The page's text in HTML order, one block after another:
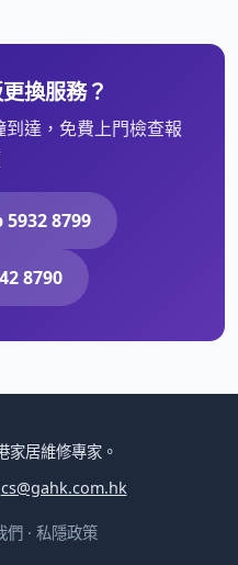
換服務？
達，免費上門檢查報
8799
8790
居維修專家。
cs@gahk.com.hk
們 · 私隱政策